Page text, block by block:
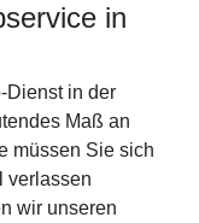
in
Dienst in der
Maß an
müssen Sie sich
verlassen
wir unseren